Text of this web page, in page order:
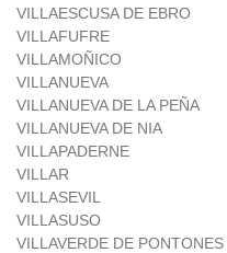
VILLAESCUSA DE EBRO
VILLAFUFRE
VILLAMOÑICO
VILLANUEVA
VILLANUEVA DE LA PEÑA
VILLANUEVA DE NIA
VILLAPADERNE
VILLAR
VILLASEVIL
VILLASUSO
VILLAVERDE DE PONTONES